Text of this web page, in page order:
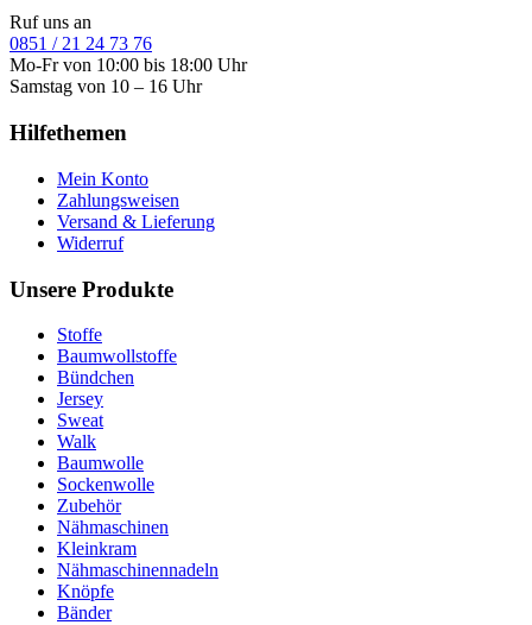
Ruf uns an
0851 / 21 24 73 76
Mo-Fr von 10:00 bis 18:00 Uhr
Samstag von 10 – 16 Uhr
Hilfethemen
Mein Konto
Zahlungsweisen
Versand & Lieferung
Widerruf
Unsere Produkte
Stoffe
Baumwollstoffe
Bündchen
Jersey
Sweat
Walk
Baumwolle
Sockenwolle
Zubehör
Nähmaschinen
Kleinkram
Nähmaschinennadeln
Knöpfe
Bänder